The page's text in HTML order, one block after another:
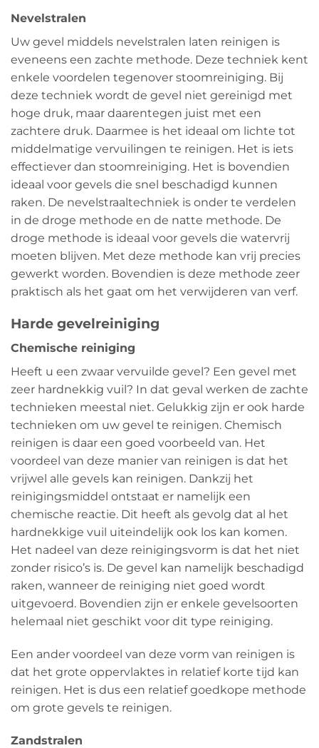
Nevelstralen
Uw gevel middels nevelstralen laten reinigen is
eveneens een zachte methode. Deze techniek kent
enkele voordelen tegenover stoomreiniging. Bij
deze techniek wordt de gevel niet gereinigd met
hoge druk, maar daarentegen juist met een
zachtere druk. Daarmee is het ideaal om lichte tot
middelmatige vervuilingen te reinigen. Het is iets
effectiever dan stoomreiniging. Het is bovendien
ideaal voor gevels die snel beschadigd kunnen
raken. De nevelstraaltechniek is onder te verdelen
in de droge methode en de natte methode. De
droge methode is ideaal voor gevels die watervrij
moeten blijven. Met deze methode kan vrij precies
gewerkt worden. Bovendien is deze methode zeer
praktisch als het gaat om het verwijderen van verf.
Harde gevelreiniging
Chemische reiniging
Heeft u een zwaar vervuilde gevel? Een gevel met
zeer hardnekkig vuil? In dat geval werken de zachte
technieken meestal niet. Gelukkig zijn er ook harde
technieken om uw gevel te reinigen. Chemisch
reinigen is daar een goed voorbeeld van. Het
voordeel van deze manier van reinigen is dat het
vrijwel alle gevels kan reinigen. Dankzij het
reinigingsmiddel ontstaat er namelijk een
chemische reactie. Dit heeft als gevolg dat al het
hardnekkige vuil uiteindelijk ook los kan komen.
Het nadeel van deze reinigingsvorm is dat het niet
zonder risico’s is. De gevel kan namelijk beschadigd
raken, wanneer de reiniging niet goed wordt
uitgevoerd. Bovendien zijn er enkele gevelsoorten
helemaal niet geschikt voor dit type reiniging.
Een ander voordeel van deze vorm van reinigen is
dat het grote oppervlaktes in relatief korte tijd kan
reinigen. Het is dus een relatief goedkope methode
om grote gevels te reinigen.
Zandstralen